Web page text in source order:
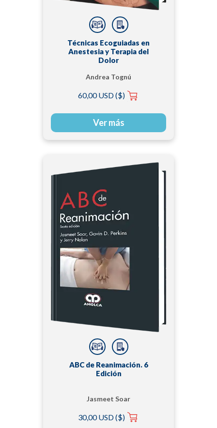
Técnicas Ecoguiadas en
Anestesia y Terapia del
Dolor
Andrea Tognú
60,00 USD ($)
Ver más
ABC de Reanimación. 6
Edición
Jasmeet Soar
30,00 USD ($)